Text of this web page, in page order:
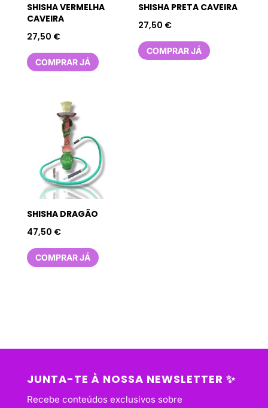
SHISHA VERMELHA
CAVEIRA
27,50 €
COMPRAR JÁ
SHISHA PRETA CAVEIRA
27,50 €
COMPRAR JÁ
SHISHA DRAGÃO
47,50 €
COMPRAR JÁ
JUNTA-TE À NOSSA NEWSLETTER ✨
Recebe conteúdos exclusivos sobre